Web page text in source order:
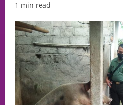
1 min read